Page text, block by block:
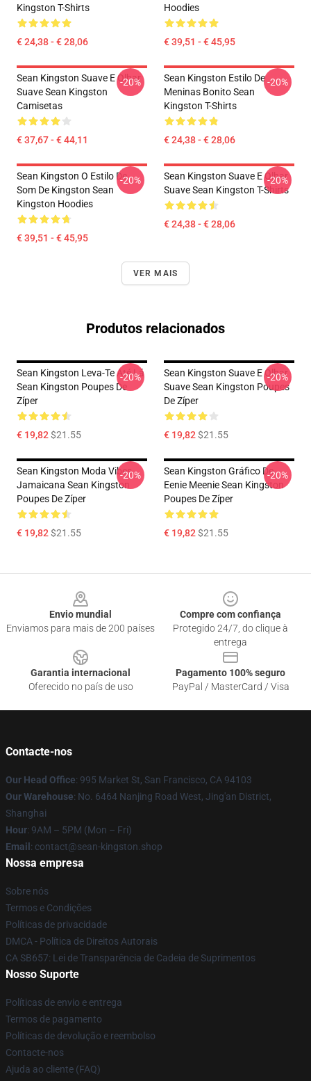
Kingston T-Shirts
€ 24,38 - € 28,06
Hoodies
€ 39,51 - € 45,95
Sean Kingston Suave E Olhar
Suave Sean Kingston
Camisetas
€ 37,67 - € 44,11
-20%
Sean Kingston Estilo De
Meninas Bonito Sean
Kingston T-Shirts
€ 24,38 - € 28,06
-20%
Sean Kingston O Estilo De
Som De Kingston Sean
Kingston Hoodies
€ 39,51 - € 45,95
-20%
Sean Kingston Suave E Olhar
Suave Sean Kingston T-Shirts
€ 24,38 - € 28,06
-20%
VER MAIS
Produtos relacionados
Sean Kingston Leva-Te Até Lá
Sean Kingston Poupes De
Zíper
€ 19,82$21.55
-20%
Sean Kingston Suave E Olhar
Suave Sean Kingston Poupes
De Zíper
€ 19,82$21.55
-20%
Sean Kingston Moda Vibes
Jamaicana Sean Kingston
Poupes De Zíper
€ 19,82$21.55
-20%
Sean Kingston Gráfico De
Eenie Meenie Sean Kingston
Poupes De Zíper
€ 19,82$21.55
-20%
Envio mundial
Enviamos para mais de 200 países
Compre com confiança
Protegido 24/7, do clique à
entrega
Garantia internacional
Oferecido no país de uso
Pagamento 100% seguro
PayPal / MasterCard / Visa
Contacte-nos
Our Head Office: 995 Market St, San Francisco, CA 94103
Our Warehouse: No. 6464 Nanjing Road West, Jing'an District,
Shanghai
Hour: 9AM – 5PM (Mon – Fri)
Email : contact@sean-kingston.shop
Nossa empresa
Sobre nós
Termos e Condições
Políticas de privacidade
DMCA - Política de Direitos Autorais
CA SB657: Lei de Transparência de Cadeia de Suprimentos
Nosso Suporte
Políticas de envio e entrega
Termos de pagamento
Políticas de devolução e reembolso
Contacte-nos
Ajuda ao cliente (FAQ)